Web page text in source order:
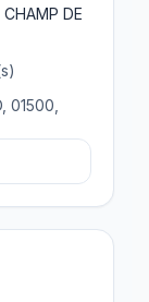
DE
01500,